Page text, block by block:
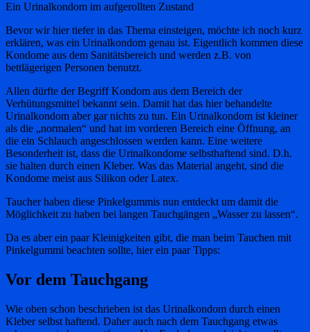
Ein Urinalkondom im aufgerollten Zustand
Bevor wir hier tiefer in das Thema einsteigen, möchte ich noch kurz
erklären, was ein Urinalkondom genau ist. Eigentlich kommen diese
Kondome aus dem Sanitätsbereich und werden z.B. von
bettlägerigen Personen benutzt.
Allen dürfte der Begriff Kondom aus dem Bereich der
Verhütungsmittel bekannt sein. Damit hat das hier behandelte
Urinalkondom aber gar nichts zu tun. Ein Urinalkondom ist kleiner
als die „normalen“ und hat im vorderen Bereich eine Öffnung, an
die ein Schlauch angeschlossen werden kann. Eine weitere
Besonderheit ist, dass die Urinalkondome selbsthaftend sind. D.h.
sie halten durch einen Kleber. Was das Material angeht, sind die
Kondome meist aus Silikon oder Latex.
Taucher haben diese Pinkelgummis nun entdeckt um damit die
Möglichkeit zu haben bei langen Tauchgängen „Wasser zu lassen“.
Da es aber ein paar Kleinigkeiten gibt, die man beim Tauchen mit
Pinkelgummi beachten sollte, hier ein paar Tipps:
Vor dem Tauchgang
Wie oben schon beschrieben ist das Urinalkondom durch einen
Kleber selbst haftend. Daher auch nach dem Tauchgang etwas